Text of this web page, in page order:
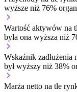
wyższe niż 76%
Wartość aktywów na
była ona wyższa niż
Wskaźnik zadłużenia
był wyższy niż 38%
Marża netto na tle